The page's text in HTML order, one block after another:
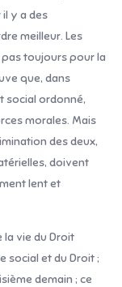
y a des
meilleur. Les
toujours pour la
que, dans
social ordonné,
morales. Mais
des deux,
doivent
lent et
la vie du Droit
social et du Droit ;
demain ; ce